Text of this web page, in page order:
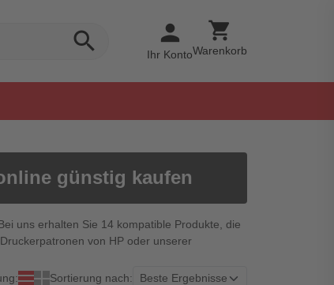
search person
Ihr Konto
shopping_cart
Warenkorb
günstig kaufen
uns erhalten Sie 14 kompatible Produkte, die
von HP oder unserer
Sortierung nach: